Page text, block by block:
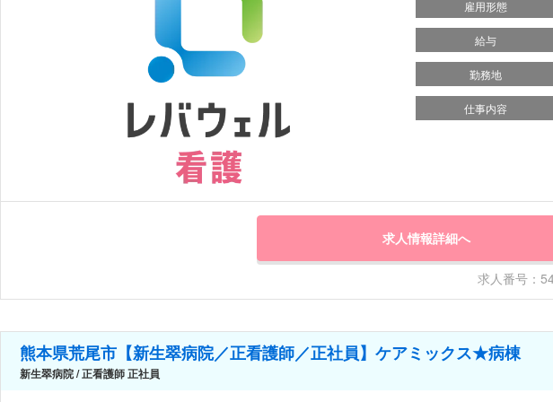
雇用形態
給与
勤務地
仕事内容
求人情報詳細へ
求人番号：
熊本県荒尾市【新生翠病院／正看護師／正社員】ケアミックス★病棟
新生翠病院 / 正看護師 正社員